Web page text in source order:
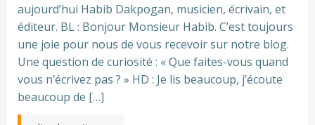
aujourd’hui Habib Dakpogan, musicien, écrivain, et
éditeur. BL : Bonjour Monsieur Habib. C’est toujours
une joie pour nous de vous recevoir sur notre blog.
Une question de curiosité : « Que faites-vous quand
vous n’écrivez pas ? » HD : Je lis beaucoup, j’écoute
beaucoup de […]